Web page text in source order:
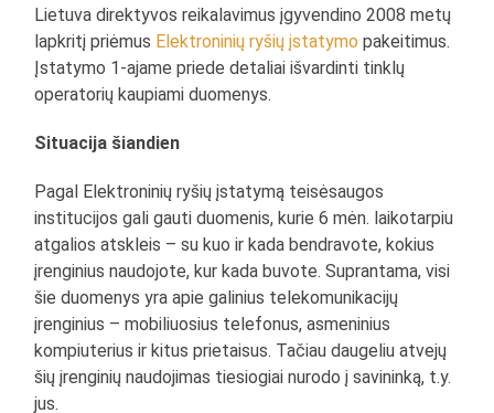
Lietuva direktyvos reikalavimus įgyvendino 2008 metų
lapkritį priėmus Elektroninių ryšių įstatymo pakeitimus.
Įstatymo 1-ajame priede detaliai išvardinti tinklų
operatorių kaupiami duomenys.
Situacija šiandien
Pagal Elektroninių ryšių įstatymą teisėsaugos
institucijos gali gauti duomenis, kurie 6 mėn. laikotarpiu
atgalios atskleis – su kuo ir kada bendravote, kokius
įrenginius naudojote, kur kada buvote. Suprantama, visi
šie duomenys yra apie galinius telekomunikacijų
įrenginius – mobiliuosius telefonus, asmeninius
kompiuterius ir kitus prietaisus. Tačiau daugeliu atvejų
šių įrenginių naudojimas tiesiogiai nurodo į savininką, t.y.
jus.